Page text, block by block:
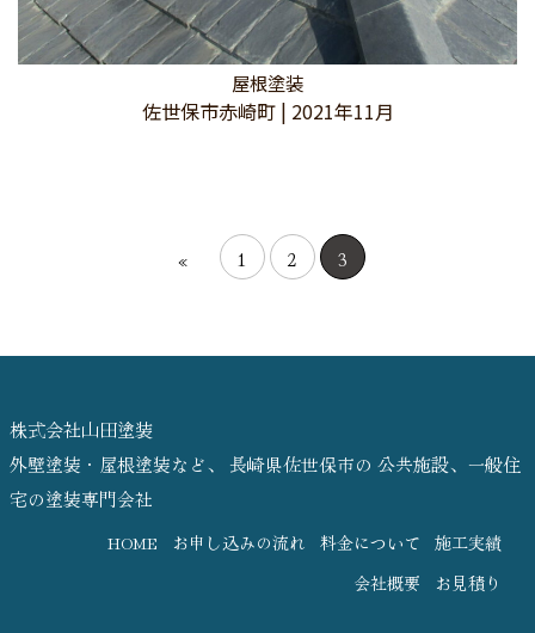
屋根塗装
佐世保市赤崎町 | 2021年11月
« 1 2 3
株式会社山田塗装
外壁塗装・屋根塗装など、 長崎県佐世保市の 公共施設、一般住
宅の塗装専門会社
HOME お申し込みの流れ 料金について
施工実績
会社概要
お見積り